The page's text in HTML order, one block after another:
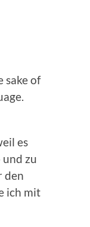
sake of
es
und zu
den
ich mit